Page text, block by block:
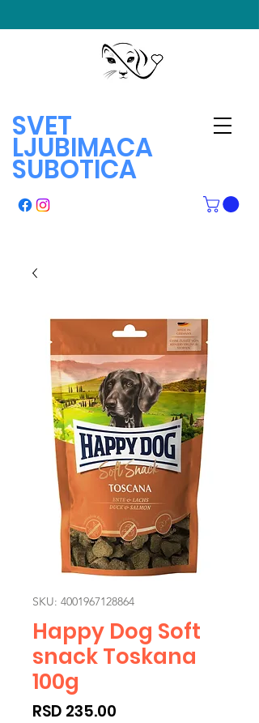
SVET
LJUBIMACA
SUBOTICA
SKU: 4001967128864
Happy Dog Soft
snack Toskana
100g
RSD 235.00